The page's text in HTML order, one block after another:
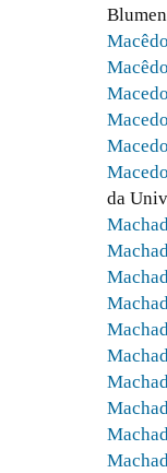
da